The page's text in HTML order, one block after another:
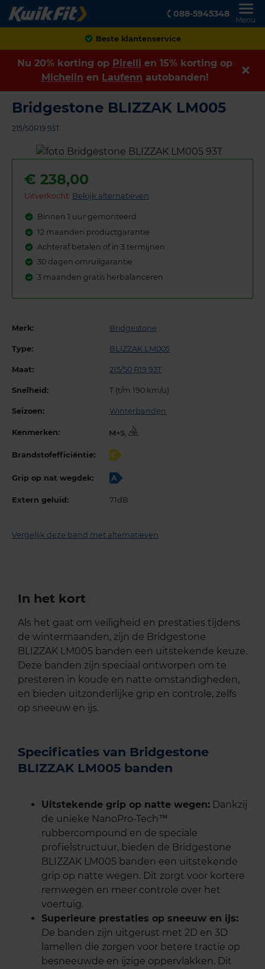
088-5945348
Menu
Achteraf betalen
Nu 20% korting op Pirelli en 15% korting op
Michelin en Laufenn autobanden!
Bridgestone BLIZZAK LM005
215/50R19 93T
€ 238,00
Uitverkocht: Bekijk alternatieven
Binnen 1 uur gemonteerd
12 maanden productgarantie
Achteraf betalen of in 3 termijnen
30 dagen omruilgarantie
3 maanden gratis herbalanceren
Merk: Bridgestone
Type: BLIZZAK LM005
Maat: 215/50 R19 93T
Snelheid: T (t/m 190 km/u)
Seizoen: Winterbanden
Kenmerken: ,
Brandstofefficiëntie: C
Grip op nat wegdek: A
Extern geluid: 71dB
Vergelijk deze band met alternatieven
In het kort
Als het gaat om veiligheid en prestaties tijdens
de wintermaanden, zijn de Bridgestone
BLIZZAK LM005 banden een uitstekende keuze.
Deze banden zijn speciaal ontworpen om te
presteren in koude en natte omstandigheden,
en bieden uitzonderlijke grip en controle, zelfs
op sneeuw en ijs.
Specificaties van Bridgestone
BLIZZAK LM005 banden
Uitstekende grip op natte wegen: Dankzij
de unieke NanoPro-Tech™
rubbercompound en de speciale
profielstructuur, bieden de Bridgestone
BLIZZAK LM005 banden een uitstekende
grip op natte wegen. Dit zorgt voor kortere
remwegen en meer controle over het
voertuig.
Superieure prestaties op sneeuw en ijs:
De banden zijn uitgerust met 2D en 3D
lamellen die zorgen voor betere tractie op
besneeuwde en ijzige oppervlakken. Dit